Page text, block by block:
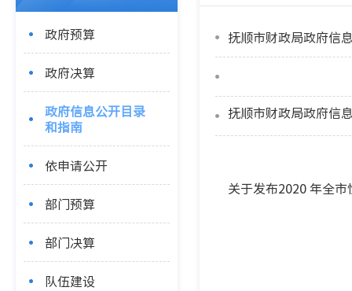
政府预算
政府决算
政府信息公开目录
和指南
依申请公开
部门预算
部门决算
队伍建设
抚顺市财政局政府信
抚顺市财政局政府信
关于发布2020 年全